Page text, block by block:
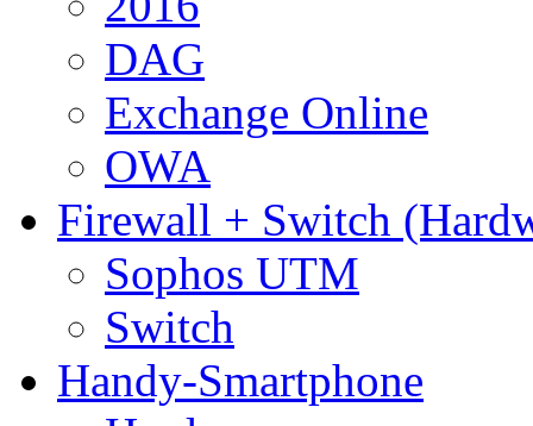
DAG
Exchange Online
OWA
Firewall + Switch
Sophos UTM
Switch
Handy-Smartphone